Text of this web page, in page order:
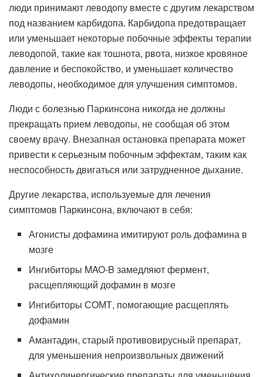
люди принимают леводопу вместе с другим лекарством
под названием карбидопа. Карбидопа предотвращает
или уменьшает некоторые побочные эффекты терапии
леводопой, такие как тошнота, рвота, низкое кровяное
давление и беспокойство, и уменьшает количество
леводопы, необходимое для улучшения симптомов.
Люди с болезнью Паркинсона никогда не должны
прекращать прием леводопы, не сообщая об этом
своему врачу. Внезапная остановка препарата может
привести к серьезным побочным эффектам, таким как
неспособность двигаться или затрудненное дыхание.
Другие лекарства, используемые для лечения
симптомов Паркинсона, включают в себя:
Агонисты дофамина имитируют роль дофамина в
мозге
Ингибиторы MAO-B замедляют фермент,
расщепляющий дофамин в мозге
Ингибиторы СОМТ, помогающие расщеплять
дофамин
Амантадин, старый противовирусный препарат,
для уменьшения непроизвольных движений